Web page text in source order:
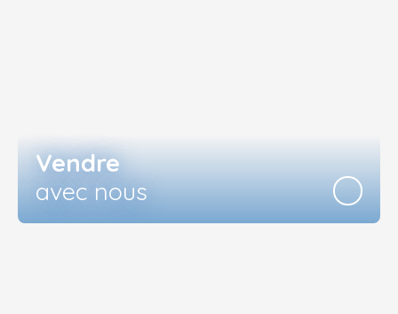
Vendre
avec nous